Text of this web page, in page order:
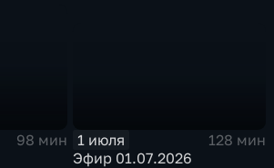
98 мин
1 июля
128 мин
Эфир 01.07.2026